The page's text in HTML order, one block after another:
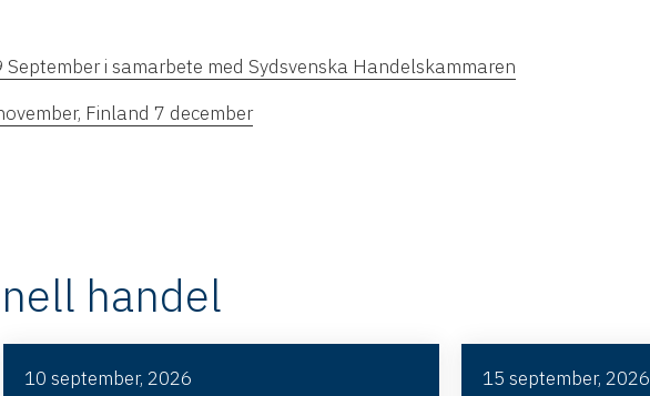
i samarbete med Sydsvenska Handelskammaren
Finland 7 december
handel
10 september, 2026 15 september, 2026